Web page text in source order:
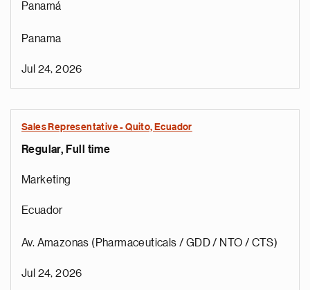
Panamá
Panama
Jul 24, 2026
Sales Representative - Quito, Ecuador
Regular, Full time
Marketing
Ecuador
Av. Amazonas (Pharmaceuticals / GDD / NTO / CTS)
Jul 24, 2026